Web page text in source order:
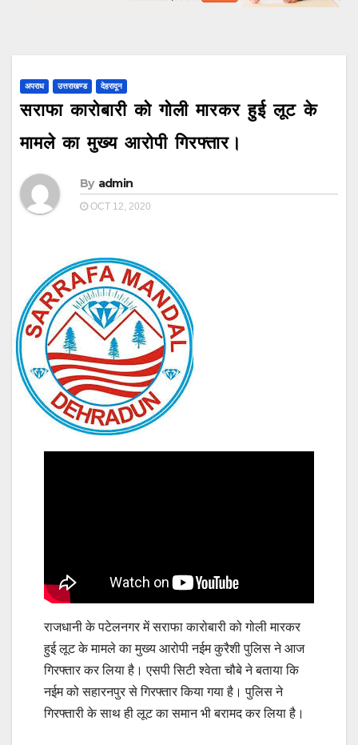
अपराध उत्तराखण्ड देहरादून
सराफा कारोबारी को गोली मारकर हुई लूट के
मामले का मुख्य आरोपी गिरफ्तार।
By admin
OCT 12, 2020
राजधानी के पटेलनगर में सराफा कारोबारी को गोली मारकर
हुई लूट के मामले का मुख्य आरोपी नईम कुरैशी पुलिस ने आज
गिरफ्तार कर लिया है। एसपी सिटी श्वेता चौबे ने बताया कि
नईम को सहारनपुर से गिरफ्तार किया गया है। पुलिस ने
गिरफ्तारी के साथ ही लूट का समान भी बरामद कर लिया है।